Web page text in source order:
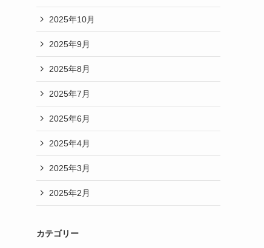
2025年10月
2025年9月
2025年8月
2025年7月
2025年6月
2025年4月
2025年3月
2025年2月
カテゴリー